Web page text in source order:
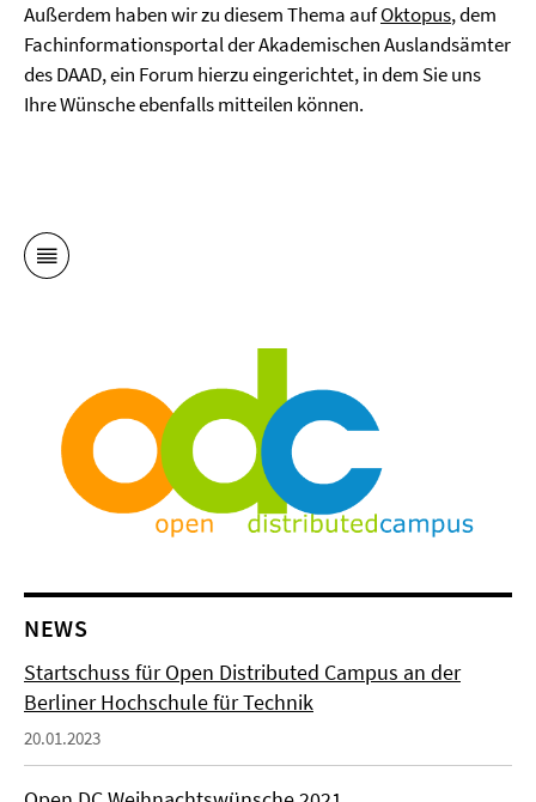
Außerdem haben wir zu diesem Thema aufOktopus, dem
Fachinformationsportal der Akademischen Auslandsämter
des DAAD, ein Forum hierzu eingerichtet, in dem Sie uns
Ihre Wünsche ebenfalls mitteilen können.
NEWS
Startschuss für Open Distributed Campus an der
Berliner Hochschule für Technik
20.01.2023